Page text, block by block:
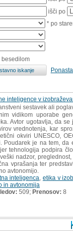
išči po
* po
besedilom
inteligence v
sestavek ali
vidikom uporabe
Avtor ugotavlja, da
vrednotenja, kar
okviri UNESCO,
Poudarek je na tem,
tehnologija podpira
nadzor,
vprašanja ter
avtonomijo.
inteligenca ,etika v
in avtonomija
509; Prenosov: 8